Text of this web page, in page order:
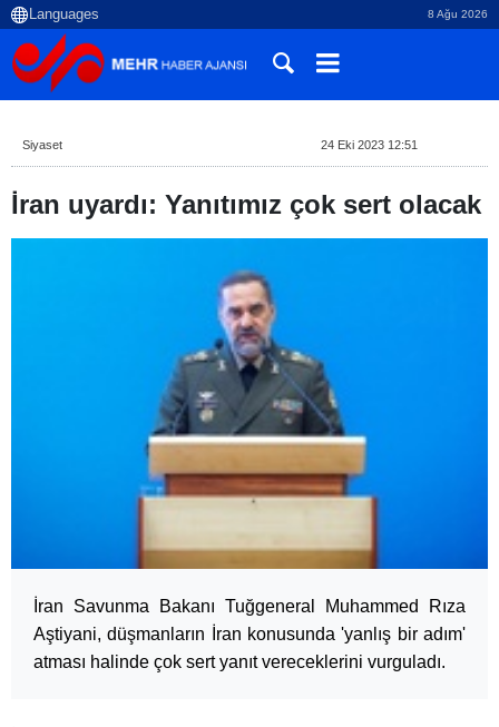
8 Ağu 2026
Siyaset 24 Eki 2023 12:51
İran uyardı: Yanıtımız çok sert olacak
İran Savunma Bakanı Tuğgeneral Muhammed Rıza
Aştiyani, düşmanların İran konusunda 'yanlış bir adım'
atması halinde çok sert yanıt vereceklerini vurguladı.